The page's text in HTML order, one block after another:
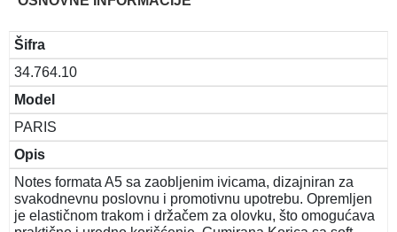
Šifra
34.764.10
Model
PARIS
Opis
Notes formata A5 sa zaobljenim ivicama, dizajniran za
svakodnevnu poslovnu i promotivnu upotrebu. Opremljen
je elastičnom trakom i držačem za olovku, što omogućava